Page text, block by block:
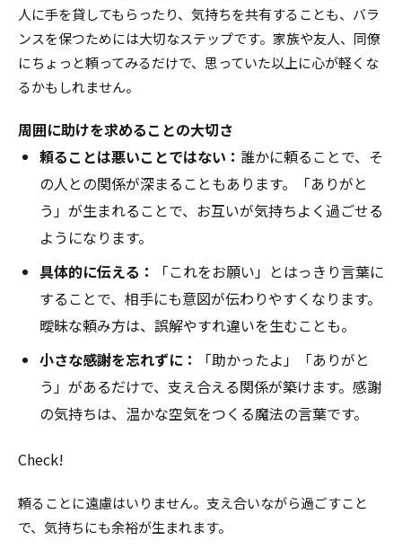
人に手を貸してもらったり、気持ちを共有することも、バラ
ンスを保つためには大切なステップです。家族や友人、同僚
にちょっと頼ってみるだけで、思っていた以上に心が軽くな
るかもしれません。
周囲に助けを求めることの大切さ
頼ることは悪いことではない： 誰かに頼ることで、そ
の人との関係が深まることもあります。「ありがと
う」が生まれることで、お互いが気持ちよく過ごせる
ようになります。
具体的に伝える：
「これをお願い」とはっきり言葉に
することで、相手にも意図が伝わりやすくなります。
曖昧な頼み方は、誤解やすれ違いを生むことも。
小さな感謝を忘れずに：
「助かったよ」「ありがと
う」があるだけで、支え合える関係が築けます。感謝
の気持ちは、温かな空気をつくる魔法の言葉です。
Check!
頼ることに遠慮はいりません。支え合いながら過ごすこと
で、気持ちにも余裕が生まれます。